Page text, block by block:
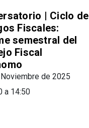
| Ciclo de
Fiscales:
semestral del
Fiscal
de 2025
a 14:50